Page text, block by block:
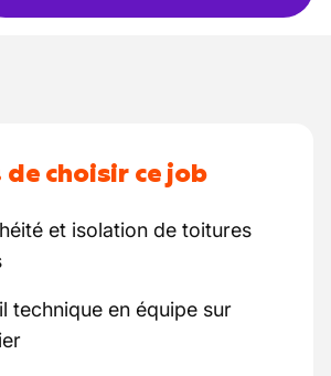
de choisir ce job
et isolation de toitures
technique en équipe sur